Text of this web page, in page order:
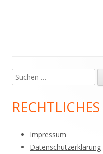
Haupt-
Seitenleiste
Suchen
nach:
RECHTLICHES
Impressum
Datenschutzerklärung